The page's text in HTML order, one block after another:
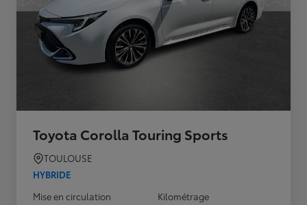
Toyota Corolla Touring Sports
TOULOUSE
HYBRIDE
Mise en circulation
Kilométrage